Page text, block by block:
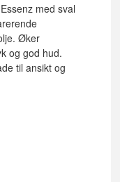
med sval
Øker
og god hud.
til ansikt og